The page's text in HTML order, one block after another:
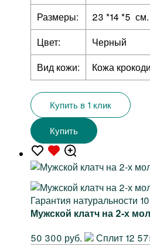
Размеры:
23 *14 *5 см.
Цвет:
Черный
Вид кожи:
Кожа
Купить в 1 клик
Купить
Гарантия натуральности
Мужской клатч на 2-х
50 300 руб.
Сплит 12